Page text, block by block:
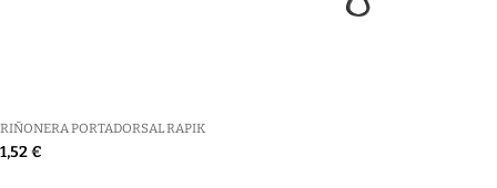
RIÑONERA PORTADORSAL RAPIK
1,52 €